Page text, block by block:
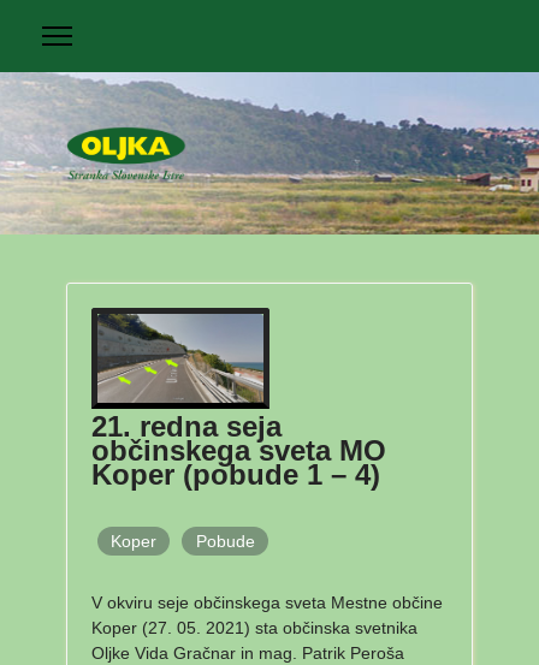
21. redna seja
občinskega sveta MO
Koper (pobude 1 – 4)
Koper Pobude
V okviru seje občinskega sveta Mestne občine
Koper (27. 05. 2021) sta občinska svetnika
Oljke Vida Gračnar in mag. Patrik Peroša